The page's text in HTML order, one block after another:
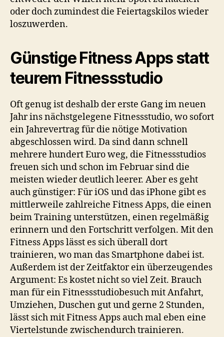
oder doch zumindest die Feiertagskilos wieder
loszuwerden.
Günstige Fitness Apps statt
teurem Fitnessstudio
Oft genug ist deshalb der erste Gang im neuen
Jahr ins nächstgelegene Fitnessstudio, wo sofort
ein Jahrevertrag für die nötige Motivation
abgeschlossen wird. Da sind dann schnell
mehrere hundert Euro weg, die Fitnessstudios
freuen sich und schon im Februar sind die
meisten wieder deutlich leerer. Aber es geht
auch günstiger: Für iOS und das iPhone gibt es
mittlerweile zahlreiche Fitness Apps, die einen
beim Training unterstützen, einen regelmäßig
erinnern und den Fortschritt verfolgen. Mit den
Fitness Apps lässt es sich überall dort
trainieren, wo man das Smartphone dabei ist.
Außerdem ist der Zeitfaktor ein überzeugendes
Argument: Es kostet nicht so viel Zeit. Brauch
man für ein Fitnessstudiobesuch mit Anfahrt,
Umziehen, Duschen gut und gerne 2 Stunden,
lässt sich mit Fitness Apps auch mal eben eine
Viertelstunde zwischendurch trainieren.